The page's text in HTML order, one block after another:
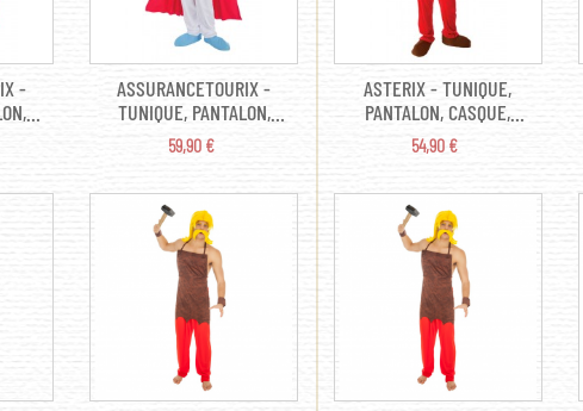
-
ASSURANCETOURIX -
TUNIQUE, PANTALON,
CAPE, CEINTURE,
SURCHAUSSURES,
PRIX
59,90 €
ASTERIX - TUNIQUE,
PANTALON, CASQUE,
CEINTURE,
SURCHAUSSURE,
PRIX
54,90 €